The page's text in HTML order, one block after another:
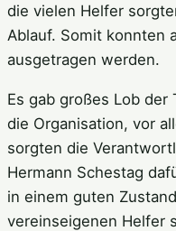
die vielen Helfer
Ablauf. Somit konnten
ausgetragen werden.
Es gab großes Lob
die Organisation, vor
sorgten die
Hermann Schestag
in einem guten
vereinseigenen Helfer